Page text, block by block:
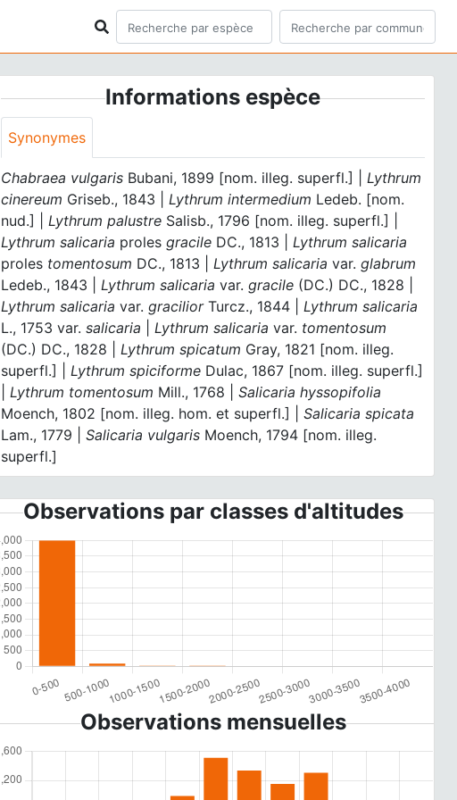
Informations espèce
Synonymes
Chabraea vulgaris Bubani, 1899 [nom. illeg. superfl.] |Lythrum
cinereum Griseb., 1843 |Lythrum intermedium Ledeb. [nom.
nud.] |Lythrum palustre Salisb., 1796 [nom. illeg. superfl.] |
Lythrum salicaria proles gracile DC., 1813 |Lythrum salicaria
proles tomentosum DC., 1813 |Lythrum salicariavar. glabrum
Ledeb., 1843 |Lythrum salicariavar. gracile (DC.) DC., 1828 |
Lythrum salicariavar. graciliorTurcz., 1844 |Lythrum salicaria
L., 1753 var. salicaria |Lythrum salicariavar. tomentosum
(DC.) DC., 1828 |Lythrum spicatum Gray, 1821 [nom. illeg.
superfl.] |Lythrum spiciforme Dulac, 1867 [nom. illeg. superfl.]
|Lythrum tomentosum Mill., 1768 |Salicaria hyssopifolia
Moench, 1802 [nom. illeg. hom. et superfl.] |Salicaria spicata
Lam., 1779 |Salicaria vulgaris Moench, 1794 [nom. illeg.
superfl.]
Observations par classes d'altitudes
Observations mensuelles